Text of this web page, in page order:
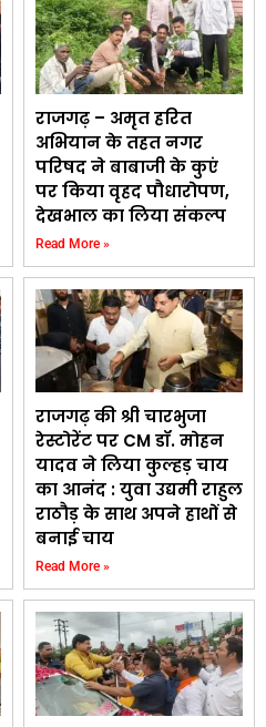
राजगढ़ – अमृत हरित
अभियान के तहत नगर
परिषद ने बाबाजी के कुएं
पर किया वृहद पौधारोपण,
देखभाल का लिया संकल्प
Read More »
राजगढ़ की श्री चारभुजा
रेस्टोरेंट पर CM डॉ. मोहन
यादव ने लिया कुल्हड़ चाय
का आनंद : युवा उद्यमी राहुल
राठौड़ के साथ अपने हाथों से
बनाई चाय
Read More »